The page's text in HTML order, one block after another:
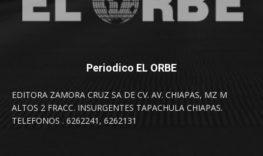
Periodico EL ORBE
EDITORA ZAMORA CRUZ SA DE CV. AV. CHIAPAS, MZ M
ALTOS 2 FRACC. INSURGENTES TAPACHULA CHIAPAS.
TELEFONOS . 6262241, 6262131